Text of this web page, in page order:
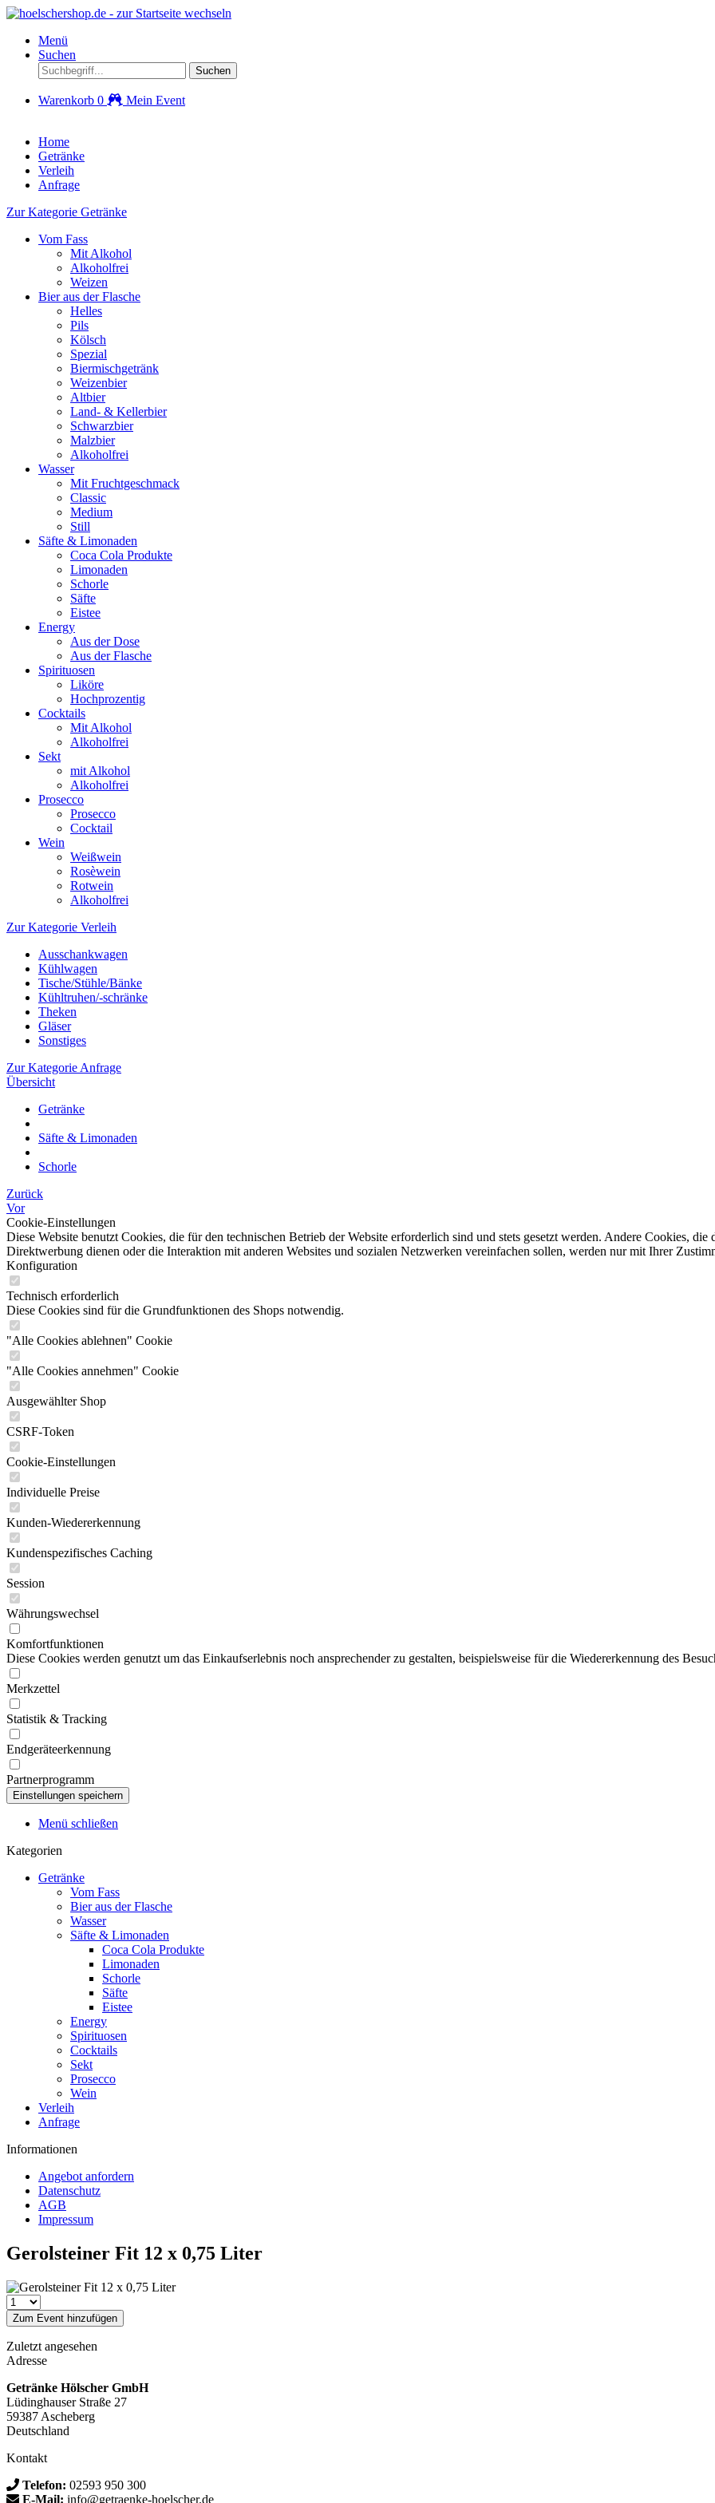
Menü
Suchen
Suchen
Warenkorb 0 Mein Event
Home
Getränke
Verleih
Anfrage
Zur Kategorie Getränke
Vom Fass
Mit Alkohol
Alkoholfrei
Weizen
Bier aus der Flasche
Helles
Pils
Kölsch
Spezial
Biermischgetränk
Weizenbier
Altbier
Land- & Kellerbier
Schwarzbier
Malzbier
Alkoholfrei
Wasser
Mit Fruchtgeschmack
Classic
Medium
Still
Säfte & Limonaden
Coca Cola Produkte
Limonaden
Schorle
Säfte
Eistee
Energy
Aus der Dose
Aus der Flasche
Spirituosen
Liköre
Hochprozentig
Cocktails
Mit Alkohol
Alkoholfrei
Sekt
mit Alkohol
Alkoholfrei
Prosecco
Prosecco
Cocktail
Wein
Weißwein
Rosèwein
Rotwein
Alkoholfrei
Zur Kategorie Verleih
Ausschankwagen
Kühlwagen
Tische/Stühle/Bänke
Kühltruhen/-schränke
Theken
Gläser
Sonstiges
Zur Kategorie Anfrage
Übersicht
Getränke
Säfte & Limonaden
Schorle
Zurück
Vor
Cookie-Einstellungen
Diese Website benutzt Cookies, die für den technischen Betrieb der Website erforderlich sind und stets gesetzt werden. Andere Cookies,
Direktwerbung dienen oder die Interaktion mit anderen Websites und sozialen Netzwerken vereinfachen sollen, werden nur mit Ihrer
Konfiguration
Technisch erforderlich
Diese Cookies sind für die Grundfunktionen des Shops notwendig.
"Alle Cookies ablehnen" Cookie
"Alle Cookies annehmen" Cookie
Ausgewählter Shop
CSRF-Token
Cookie-Einstellungen
Individuelle Preise
Kunden-Wiedererkennung
Kundenspezifisches Caching
Session
Währungswechsel
Komfortfunktionen
Diese Cookies werden genutzt um das Einkaufserlebnis noch ansprechender zu gestalten, beispielsweise für die Wiedererkennung des
Merkzettel
Statistik & Tracking
Endgeräteerkennung
Partnerprogramm
Menü schließen
Kategorien
Getränke
Vom Fass
Bier aus der Flasche
Wasser
Säfte & Limonaden
Coca Cola Produkte
Limonaden
Schorle
Säfte
Eistee
Energy
Spirituosen
Cocktails
Sekt
Prosecco
Wein
Verleih
Anfrage
Informationen
Angebot anfordern
Datenschutz
AGB
Impressum
Gerolsteiner Fit 12 x 0,75 Liter
Zum Event hinzufügen
Zuletzt angesehen
Adresse
Getränke Hölscher GmbH
Lüdinghauser Straße 27
59387 Ascheberg
Deutschland
Kontakt
Telefon: 02593 950 300
E-Mail: info@getraenke-hoelscher.de